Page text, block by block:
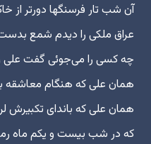
آن شب تار فرسنگها دورتر از
عراق ملکی را دیدم شمع
چه کسی را می‌جوئی گفت علی
همان علی که هنگام معاشقه
همان علی که باندای تکبیرش
که در شب بیست و یکم ماه